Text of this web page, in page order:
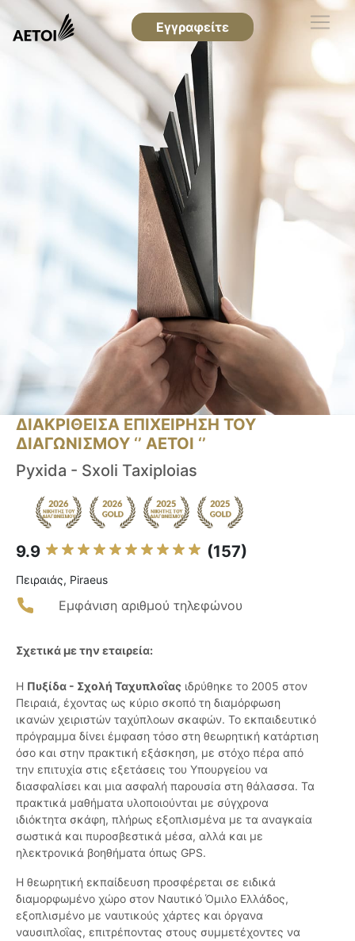
Εγγραφείτε
ΔΙΑΚΡΙΘΕΙΣΑ ΕΠΙΧΕΙΡΗΣΗ ΤΟΥ
ΔΙΑΓΩΝΙΣΜΟΥ ‘’ ΑΕΤΟΙ ‘’
Pyxida - Sxoli Taxiploias
9.9 (157)
Πειραιάς, Piraeus
Εμφάνιση αριθμού τηλεφώνου
Σχετικά με την εταιρεία:
Η Πυξίδα - Σχολή Ταχυπλοΐας ιδρύθηκε το 2005 στον
Πειραιά, έχοντας ως κύριο σκοπό τη διαμόρφωση
ικανών χειριστών ταχύπλοων σκαφών. Το εκπαιδευτικό
πρόγραμμα δίνει έμφαση τόσο στη θεωρητική κατάρτιση
όσο και στην πρακτική εξάσκηση, με στόχο πέρα από
την επιτυχία στις εξετάσεις του Υπουργείου να
διασφαλίσει και μια ασφαλή παρουσία στη θάλασσα. Τα
πρακτικά μαθήματα υλοποιούνται με σύγχρονα
ιδιόκτητα σκάφη, πλήρως εξοπλισμένα με τα αναγκαία
σωστικά και πυροσβεστικά μέσα, αλλά και με
ηλεκτρονικά βοηθήματα όπως GPS.
Η θεωρητική εκπαίδευση προσφέρεται σε ειδικά
διαμορφωμένο χώρο στον Ναυτικό Όμιλο Ελλάδος,
εξοπλισμένο με ναυτικούς χάρτες και όργανα
ναυσιπλοΐας, επιτρέποντας στους συμμετέχοντες να